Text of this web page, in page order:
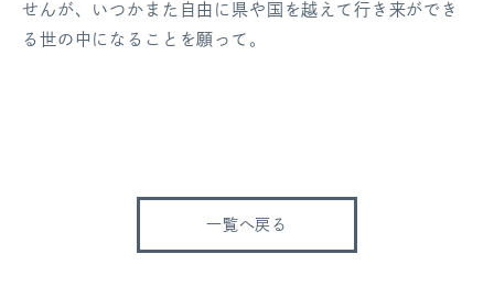
せんが、いつかまた自由に県や国を越えて行き来ができ
る世の中になることを願って。
一覧へ戻る